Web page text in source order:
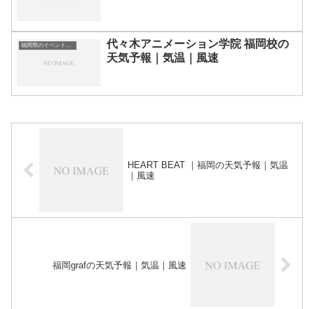
代々木アニメーション学院 福岡校の
天気予報｜気温｜風速
HEART BEAT ｜福岡の天気予報｜気温
｜風速
福岡grafの天気予報｜気温｜風速